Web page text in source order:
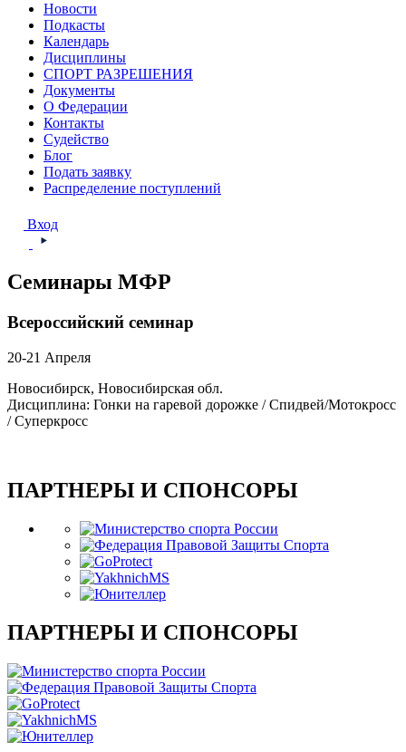
Новости
Подкасты
Календарь
Дисциплины
СПОРТ РАЗРЕШЕНИЯ
Документы
О Федерации
Контакты
Судейство
Блог
Подать заявку
Распределение поступлений
Вход
Семинары МФР
Всероссийский семинар
20-21 Апреля
Новосибирск, Новосибирская обл.
Дисциплина: Гонки на гаревой дорожке / Спидвей/Мотокросс
/ Суперкросс
ПАРТНЕРЫ И СПОНСОРЫ
ПАРТНЕРЫ И СПОНСОРЫ